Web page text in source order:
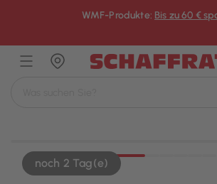
WMF-Produkte: Bis zu 60 €
noch 2 Tag(e)